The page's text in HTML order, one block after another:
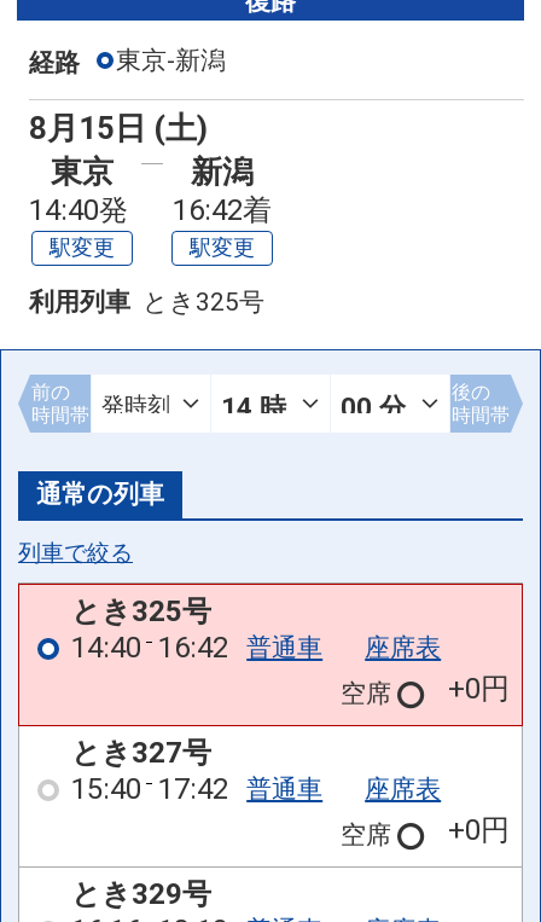
経路 東京-新潟
8月15日 (土)
東京
14:40発
駅変更
新潟
16:42着
駅変更
利用列車 とき325号
前の
時間帯
後の
時間帯
通常の列車
列車で絞る
とき325号
14:40 16:42 普通車
座席表
空席
+0円
とき327号
15:40 17:42 普通車
座席表
空席
+0円
とき329号